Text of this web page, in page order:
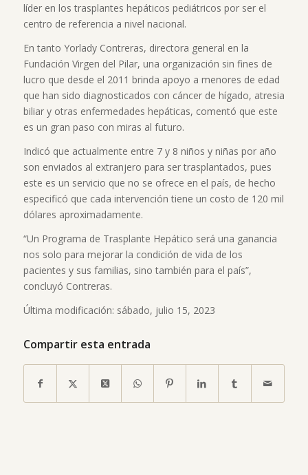
líder en los trasplantes hepáticos pediátricos por ser el
centro de referencia a nivel nacional.
En tanto Yorlady Contreras, directora general en la
Fundación Virgen del Pilar, una organización sin fines de
lucro que desde el 2011 brinda apoyo a menores de edad
que han sido diagnosticados con cáncer de hígado, atresia
biliar y otras enfermedades hepáticas, comentó que este
es un gran paso con miras al futuro.
Indicó que actualmente entre 7 y 8 niños y niñas por año
son enviados al extranjero para ser trasplantados, pues
este es un servicio que no se ofrece en el país, de hecho
especificó que cada intervención tiene un costo de 120 mil
dólares aproximadamente.
“Un Programa de Trasplante Hepático será una ganancia
nos solo para mejorar la condición de vida de los
pacientes y sus familias, sino también para el país”,
concluyó Contreras.
Última modificación: sábado, julio 15, 2023
Compartir esta entrada